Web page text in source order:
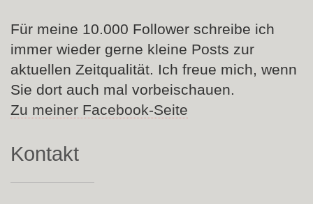
Für meine 10.000 Follower schreibe ich
immer wieder gerne kleine Posts zur
aktuellen Zeitqualität. Ich freue mich, wenn
Sie dort auch mal vorbeischauen.
Zu meiner Facebook-Seite
Kontakt